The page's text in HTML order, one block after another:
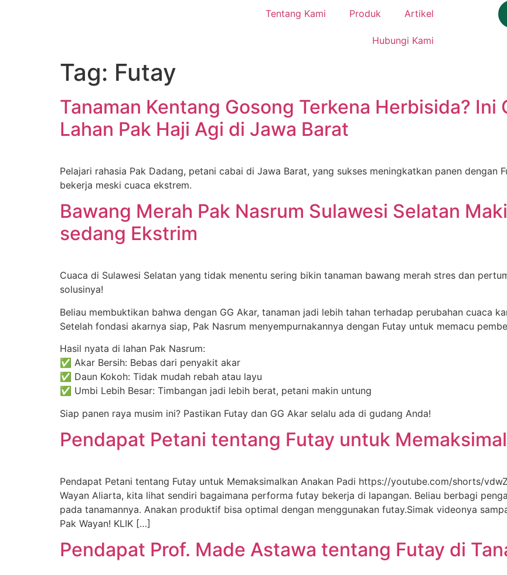
Tentang Kami Produk Artikel
Hubungi Kami
Tag: Futay
Tanaman Kentang Gosong Terkena Herbisida? Ini
Lahan Pak Haji Agi di Jawa Barat
Pelajari rahasia Pak Dadang, petani cabai di Jawa Barat, yang sukses meningkatkan panen dengan
bekerja meski cuaca ekstrem.
Bawang Merah Pak Nasrum Sulawesi Selatan
sedang Ekstrim
Cuaca di Sulawesi Selatan yang tidak menentu sering bikin tanaman bawang merah stres dan
solusinya!
Beliau membuktikan bahwa dengan GG Akar, tanaman jadi lebih tahan terhadap perubahan cuaca
Setelah fondasi akarnya siap, Pak Nasrum menyempurnakannya dengan Futay untuk memacu
Hasil nyata di lahan Pak Nasrum:
✅ Akar Bersih: Bebas dari penyakit akar
✅ Daun Kokoh: Tidak mudah rebah atau layu
✅ Umbi Lebih Besar: Timbangan jadi lebih berat, petani makin untung
Siap panen raya musim ini? Pastikan Futay dan GG Akar selalu ada di gudang Anda!
Pendapat Petani tentang Futay untuk
Pendapat Petani tentang Futay untuk Memaksimalkan Anakan Padi https://youtube.com/shorts/
Wayan Aliarta, kita lihat sendiri bagaimana performa futay bekerja di lapangan. Beliau berbagi
pada tanamannya. Anakan produktif bisa optimal dengan menggunakan futay.Simak videonya
Pak Wayan! KLIK […]
Pendapat Prof. Made Astawa tentang Futay di